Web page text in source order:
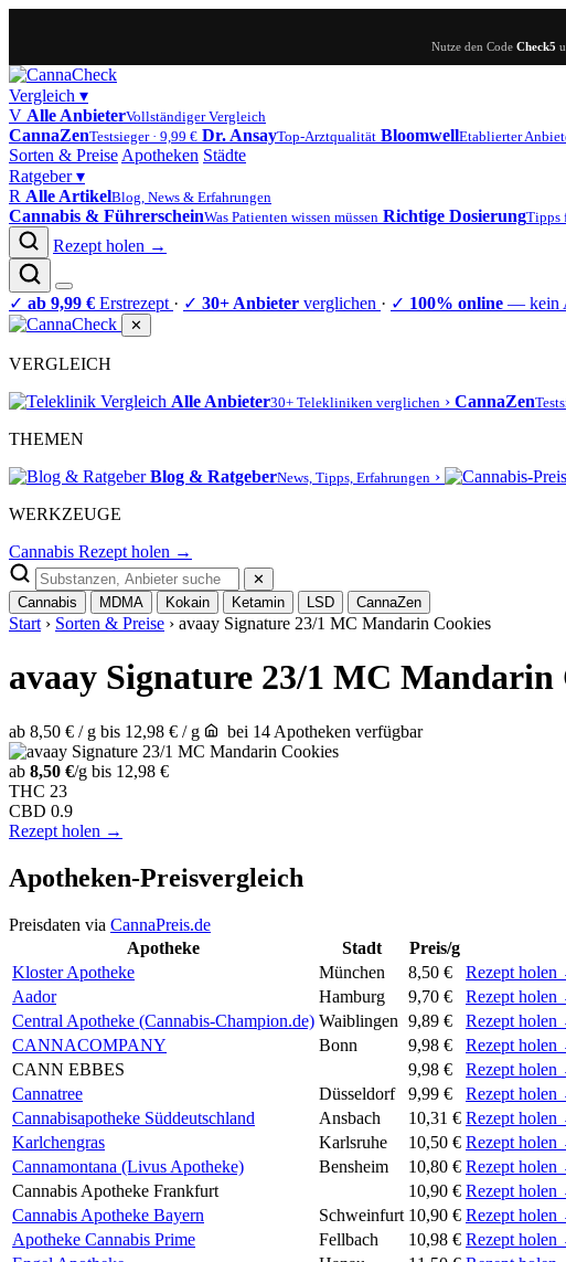
Nutze den Code Check5
Vergleich ▾
V Alle AnbieterVollständiger Vergleich
CannaZenTestsieger · 9,99 € Dr. AnsayTop-Arztqualität BloomwellEtablierter
Sorten & Preise Apotheken Städte
Ratgeber▾
R Alle ArtikelBlog, News & Erfahrungen
Cannabis & FührerscheinWas Patienten wissen müssen Richtige DosierungTipps
Rezept holen →
✓ ab 9,99 € Erstrezept · ✓ 30+ Anbieter verglichen · ✓ 100% online — kein
✕
VERGLEICH
Alle Anbieter30+ Telekliniken verglichen › CannaZen
THEMEN
Blog & RatgeberNews, Tipps, Erfahrungen ›
WERKZEUGE
Cannabis Rezept holen →
✕
Cannabis
MDMA Kokain Ketamin LSD CannaZen
Start › Sorten & Preise › avaay Signature 23/1 MC Mandarin Cookies
avaay Signature 23/1 MC Mandarin
ab 8,50 € / g bis 12,98 € / g bei 14 Apotheken verfügbar
ab 8,50 €/g bis 12,98 €
THC 23
CBD 0.9
Rezept holen →
Apotheken-Preisvergleich
Preisdaten via CannaPreis.de
Apotheke
Stadt
Preis/g
Kloster Apotheke
München 8,50 €
Rezept holen
Aador
Hamburg 9,70 €
Rezept holen
Central Apotheke (Cannabis-Champion.de) Waiblingen 9,89 €
Rezept holen
CANNACOMPANY
Bonn 9,98 €
Rezept holen
CANN EBBES
9,98 €
Rezept holen
Cannatree
Düsseldorf 9,99 €
Rezept holen
Cannabisapotheke Süddeutschland
Ansbach 10,31 € Rezept holen
Karlchengras
Karlsruhe 10,50 € Rezept holen
Cannamontana (Livus Apotheke)
Bensheim 10,80 € Rezept holen
Cannabis Apotheke Frankfurt
10,90 € Rezept holen
Cannabis Apotheke Bayern
Schweinfurt 10,90 € Rezept holen
Apotheke Cannabis Prime
Fellbach 10,98 € Rezept holen